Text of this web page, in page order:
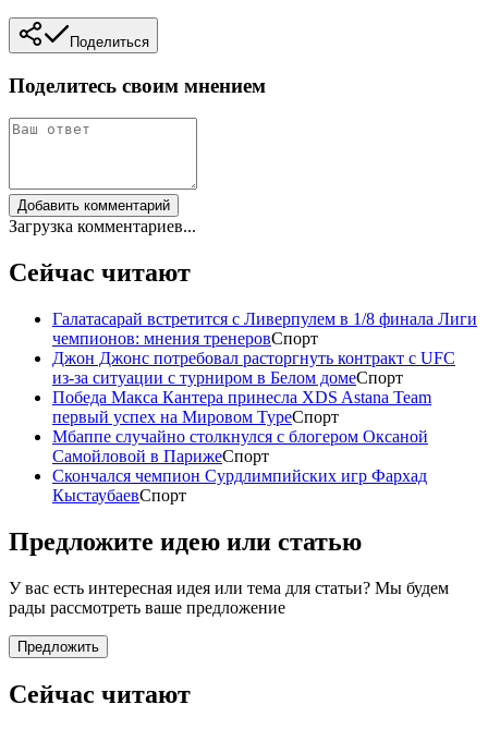
Поделиться
Поделитесь своим мнением
Добавить комментарий
Загрузка комментариев...
Сейчас читают
Галатасарай встретится с Ливерпулем в 1/8 финала Лиги
чемпионов: мнения тренеровСпорт
Джон Джонс потребовал расторгнуть контракт с UFC
из-за ситуации с турниром в Белом домеСпорт
Победа Макса Кантера принесла XDS Astana Team
первый успех на Мировом ТуреСпорт
Мбаппе случайно столкнулся с блогером Оксаной
Самойловой в ПарижеСпорт
Скончался чемпион Сурдлимпийских игр Фархад
КыстаубаевСпорт
Предложите идею или статью
У вас есть интересная идея или тема для статьи? Мы будем
рады рассмотреть ваше предложение
Предложить
Сейчас читают